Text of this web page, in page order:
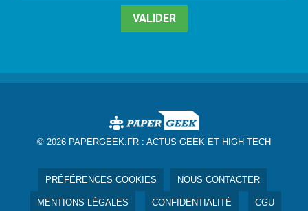
© 2026 PAPERGEEK.FR : ACTUS GEEK ET HIGH TECH
PRÉFÉRENCES COOKIES NOUS CONTACTER
MENTIONS LÉGALES CONFIDENTIALITÉ CGU